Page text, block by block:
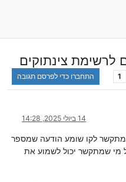
לרשימת צינתוקים
1 התחברו כדי לפרסם תגובה
14 ביולי 2025, 14:28
לקו שומע הודעה שמספר
מי שמתקשר יכול לשמוע את